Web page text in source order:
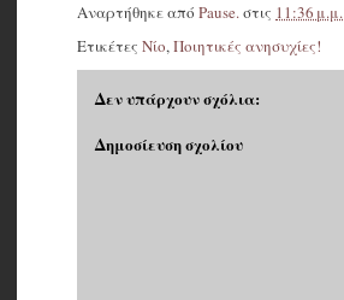
Αναρτήθηκε από Pause.στις 11:36 μ.μ.
Ετικέτες Νίο,Ποιητικές ανησυχίες!
Δεν υπάρχουν σχόλια:
Δημοσίευση σχολίου